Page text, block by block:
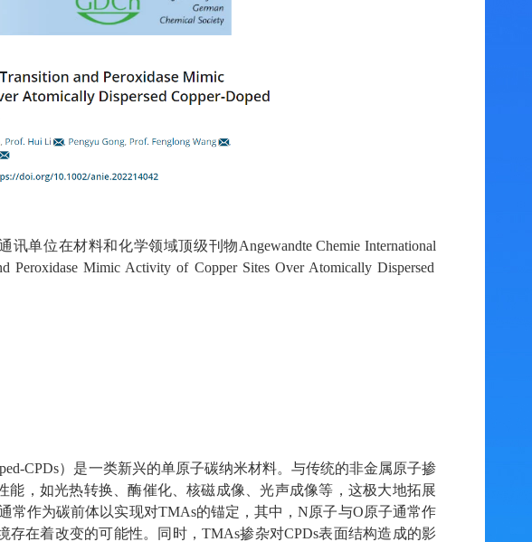
讯单位在材料和化学领域顶级刊物Angewandte Chemie International
Peroxidase Mimic Activity of Copper Sites Over Atomically Dispersed
CPDs）是一类新兴的单原子碳纳米材料。 与传统的非金属原子掺
能，如光热转换、酶催化、核磁成像、光声成像等，这极大地拓展
常作为碳前体以实现对TMAs的锚定 ，其中，N原子与O原子通常作
存在着改变的可能性。同时， TMAs掺杂对CPDs表面结构造成的影